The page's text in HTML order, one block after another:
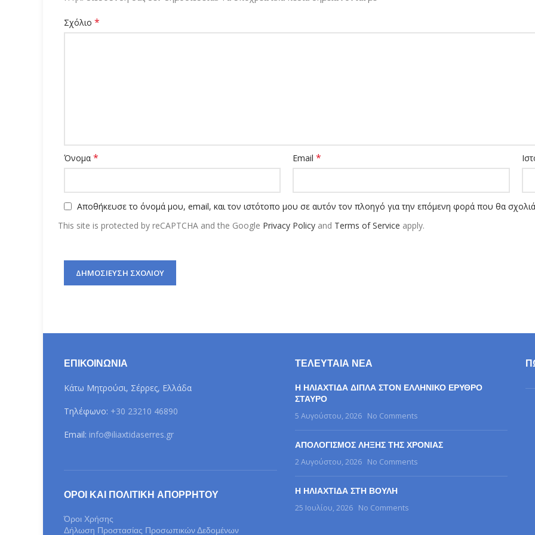
Σχόλιο *
Όνομα * Email*
Αποθήκευσε το όνομά μου, email, και τον ιστότοπο μου σε αυτόν τον πλοηγό για την επόμενη φορά που θα
This site is protected by reCAPTCHA and the Google Privacy Policy and Terms of Service apply.
ΕΠΙΚΟΙΝΩΝΊΑ
Κάτω Μητρούσι, Σέρρες, Ελλάδα
Τηλέφωνο: +30 23210 46890
Email: info@iliaxtidaserres.gr
ΌΡΟΙ ΚΑΙ ΠΟΛΙΤΙΚΉ ΑΠΟΡΡΉΤΟΥ
Όροι Χρήσης
Δήλωση Προστασίας Προσωπικών Δεδομένων
ΤΕΛΕΥΤΑΊΑ ΝΈΑ
Η ΗΛΙΑΧΤΙΔΑ ΔΙΠΛΑ ΣΤΟΝ ΕΛΛΗΝΙΚΟ ΕΡΥΘΡΟ
ΣΤΑΥΡΟ
5 Αυγούστου, 2026 No Comments
ΑΠΟΛΟΓΙΣΜΟΣ ΛΗΞΗΣ ΤΗΣ ΧΡΟΝΙΑΣ
2 Αυγούστου, 2026 No Comments
Η ΗΛΙΑΧΤΙΔΑ ΣΤΗ ΒΟΥΛΗ
25 Ιουλίου, 2026 No Comments